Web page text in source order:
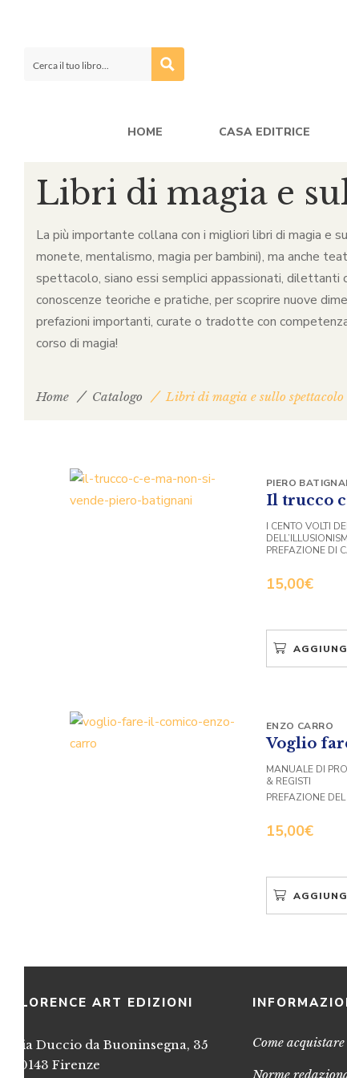
HOME CASA EDITRICE
Libri di magia e
La più importante collana con i migliori libri di magia e
monete, mentalismo, magia per bambini), ma anche
spettacolo, siano essi semplici appassionati,
conoscenze teoriche e pratiche, per scoprire nuove
prefazioni importanti, curate o tradotte con
corso di magia!
Home Catalogo Libri di magia e sullo spettacolo
Il trucco
15,00€
PIERO
I CENTO VOLTI
PREFAZIONE DI
Voglio
15,00€
ENZO CARRO
MANUALE DI
& REGISTI
PREFAZIONE
FLORENCE ART EDIZIONI
Via Duccio da Buoninsegna, 35
50143 Firenze
Come acquistare
Norme